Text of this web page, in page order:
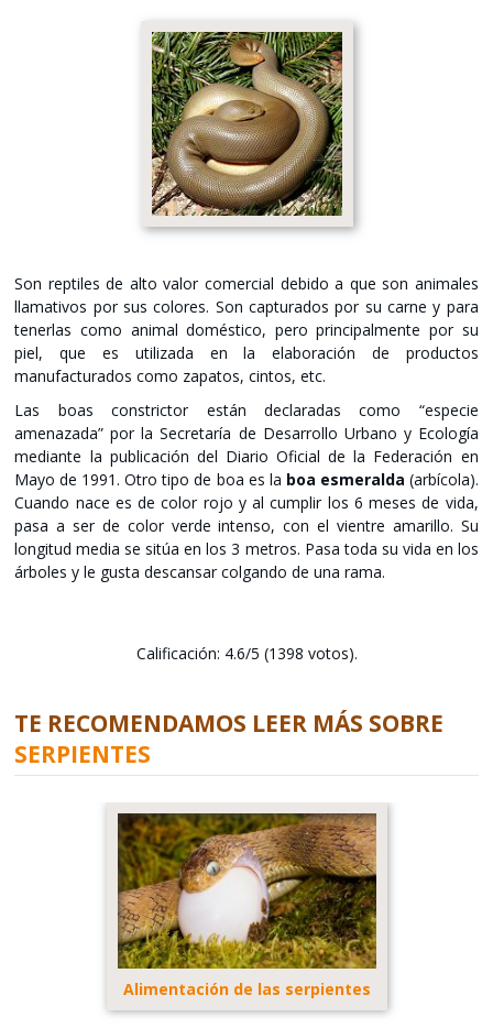
Son reptiles de alto valor comercial debido a que son animales
llamativos por sus colores. Son capturados por su carne y para
tenerlas como animal doméstico, pero principalmente por su
piel, que es utilizada en la elaboración de productos
manufacturados como zapatos, cintos, etc.
Las boas constrictor están declaradas como “especie
amenazada” por la Secretaría de Desarrollo Urbano y Ecología
mediante la publicación del Diario Oficial de la Federación en
Mayo de 1991. Otro tipo de boa es la boa esmeralda (arbícola).
Cuando nace es de color rojo y al cumplir los 6 meses de vida,
pasa a ser de color verde intenso, con el vientre amarillo. Su
longitud media se sitúa en los 3 metros. Pasa toda su vida en los
árboles y le gusta descansar colgando de una rama.
Calificación: 4.6/5 (1398 votos).
TE RECOMENDAMOS LEER MÁS SOBRE
SERPIENTES
Alimentación de las serpientes